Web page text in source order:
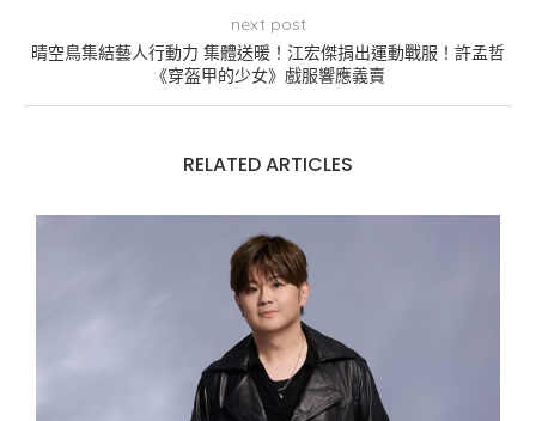
next post
晴空鳥集結藝人行動力 集體送暖！江宏傑捐出運動戰服！許孟哲
《穿盔甲的少女》戲服響應義賣
RELATED ARTICLES